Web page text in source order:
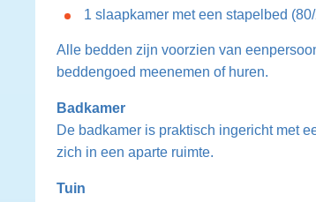
1 slaapkamer met een stapelbed
Alle bedden zijn voorzien van
beddengoed meenemen of huren.
Badkamer
De badkamer is praktisch ingericht met
zich in een aparte ruimte.
Tuin